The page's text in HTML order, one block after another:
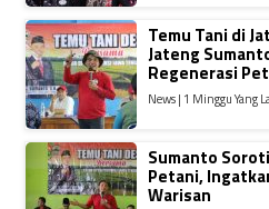
Temu Tani di
Jateng
Regenerasi
News | 1 Minggu Yang
Sumanto
Petani,
Warisan